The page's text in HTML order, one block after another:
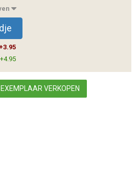
+4.95
EXEMPLAAR VERKOPEN